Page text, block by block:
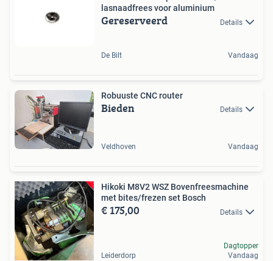
lasnaadfrees voor aluminium
Gereserveerd Details
De Bilt Vandaag
Robuuste CNC router
Bieden Details
Veldhoven Vandaag
Hikoki M8V2 WSZ Bovenfreesmachine
met bites/frezen set Bosch
€ 175,00 Details
Leiderdorp
Dagtopper
Vandaag